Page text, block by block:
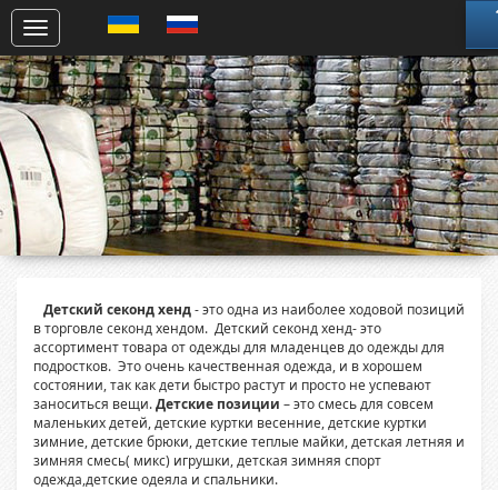
Детский секонд хенд- это одна из наиболее ходовой позиций
в торговле секонд хендом. Детский секонд хенд- это
ассортимент товара от одежды для младенцев до одежды для
подростков. Это очень качественная одежда, и в хорошем
состоянии, так как дети быстро растут и просто не успевают
заноситься вещи.Детские позиции – это смесь для совсем
маленьких детей, детские куртки весенние, детские куртки
зимние, детские брюки, детские теплые майки, детская летняя и
зимняя смесь( микс) игрушки, детская зимняя спорт
одежда,детские одеяла и спальники.